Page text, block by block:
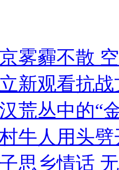
凌主义
面不公正
雾霾不散
新观看抗战
荒丛中的“
牛人用头
思乡情话